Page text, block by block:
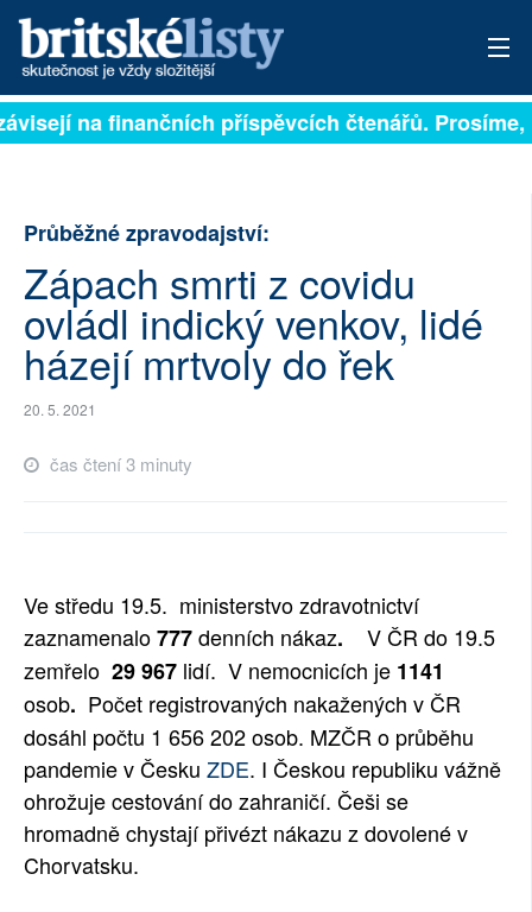
PŘIHLÁSIT
ARCHIV
ROZHOVORY
TÉMATA
NEJČTENĚJŠÍ ZA 7 DNÍ
AUTOŘI
RUBRIKY
PLNÁ VERZE STRÁNEK
na finančních příspěvcích čtenářů. Prosíme,
Průběžné zpravodajství:
Zápach smrti z covidu
ovládl indický venkov, lidé
házejí mrtvoly do řek
20. 5. 2021
čas čtení 3 minuty
Ve středu 19.5. ministerstvo zdravotnictví
zaznamenalo777denních nákaz.
V ČR do 19.5
zemřelo 29 967 lidí. V nemocnicích je 1141
osob. Počet registrovaných nakažených v ČR
dosáhl počtu 1 656 202osob. MZČR o průběhu
pandemie v Česku ZDE. I Českou republiku vážně
ohrožuje cestování do zahraničí. Češi se
hromadně chystají přivézt nákazu z dovolené v
Chorvatsku.